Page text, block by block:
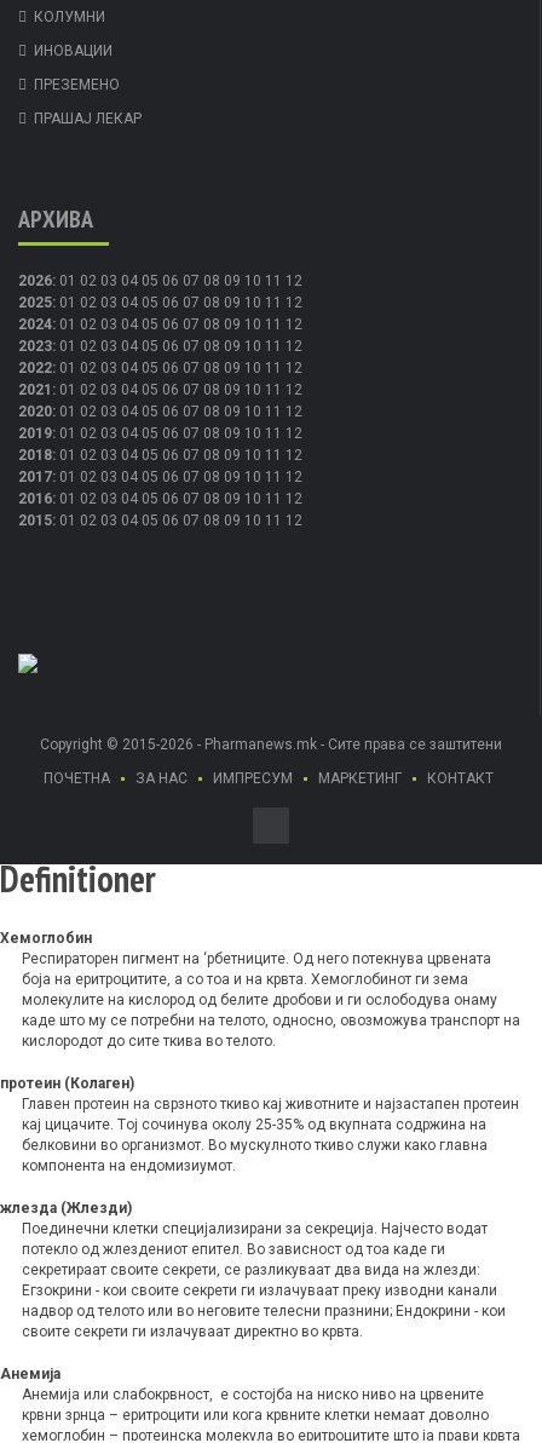
КОЛУМНИ
ИНОВАЦИИ
ПРЕЗЕМЕНО
ПРАШАЈ ЛЕКАР
АРХИВА
2026: 01 02 03 04 05 06 07 08 09 10 11 12
2025: 01 02 03 04 05 06 07 08 09 10 11 12
2024: 01 02 03 04 05 06 07 08 09 10 11 12
2023: 01 02 03 04 05 06 07 08 09 10 11 12
2022: 01 02 03 04 05 06 07 08 09 10 11 12
2021 : 01 02 03 04 05 06 07 08 09 10 11 12
2020: 01 02 03 04 05 06 07 08 09 10 11 12
2019: 01 02 03 04 05 06 07 08 09 10 11 12
2018: 01 02 03 04 05 06 07 08 09 10 11 12
2017: 01 02 03 04 05 06 07 08 09 10 11 12
2016: 01 02 03 04 05 06 07 08 09 10 11 12
2015: 01 02 03 04 05 06 07 08 09 10 11 12
Copyright © 2015-2026 - Pharmanews.mk - Сите права се заштитени
ПОЧЕТНА
ЗА НАС ИМПРЕСУМ МАРКЕТИНГ КОНТАКТ
Definitioner
Хемоглобин
Респираторен пигмент на ‘рбетниците. Од него потекнува црвената
боја на еритроцитите, а со тоа и на крвта. Хемоглобинот ги зема
молекулите на кислород од белите дробови и ги ослободува онаму
каде што му се потребни на телото, односно, овозможува транспорт на
кислородот до сите ткива во телото.
протеин (Колаген)
Главен протеин на сврзното ткиво кај животните и најзастапен протеин
кај цицачите. Tој сочинува околу 25-35% од вкупната содржина на
белковини во организмот. Во мускулното ткиво служи како главна
компонента на ендомизиумот.
жлезда (Жлезди)
Поединечни клетки специјализирани за секреција. Најчесто водат
потекло од жлездениот епител. Во зависност од тоа каде ги
секретираат своите секрети, се разликуваат два вида на жлезди:
Егзокрини - кои своите секрети ги излачуваат преку изводни канали
надвор од телото или во неговите телесни празнини; Ендокрини - кои
своите секрети ги излачуваат директно во крвта.
Анемија
Анемија или слабокрвност, е состојба на ниско ниво на црвените
крвни зрнца – еритроцити или кога крвните клетки немаат доволно
хемоглобин – протеинска молекула во еритроцитите што ја прави крвта